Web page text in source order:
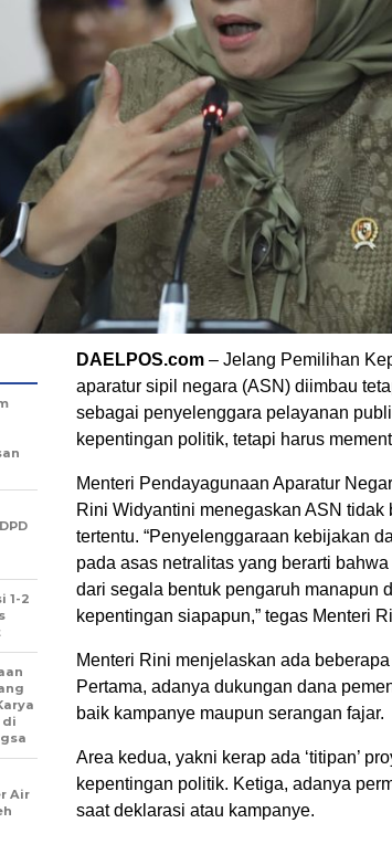
DAELPOS.com – Jelang Pemilihan
aparatur sipil negara (ASN) diimbau
sebagai penyelenggara pelayanan
kepentingan politik, tetapi harus
Menteri Pendayagunaan Aparatur
Rini Widyantini menegaskan ASN
tertentu. “Penyelenggaraan kebijakan
pada asas netralitas yang berarti
dari segala bentuk pengaruh manapun
kepentingan siapapun,” tegas Menteri
Menteri Rini menjelaskan ada
Pertama, adanya dukungan dana
baik kampanye maupun serangan fajar.
Area kedua, yakni kerap ada ‘titipan’
kepentingan politik. Ketiga, adanya
saat deklarasi atau kampanye.
1-2
di
Air